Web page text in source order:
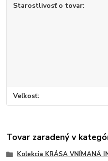
Starostlivosť o tovar
Veľkosť
Tovar zaradený v
Kolekcia KRÁSA VNÍMANÁ